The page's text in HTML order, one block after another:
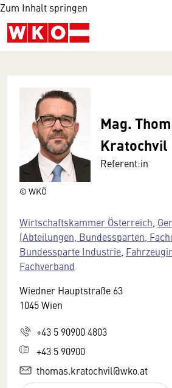
Zum Inhalt springen
© WKÖ
Mag.
Kratochvil
Referent:in
Wirtschaftskammer Österreich
(Abteilungen, Bundessparten,
Bundessparte Industrie
Fachverband
Wiedner Hauptstraße 63
1045 Wien
+43 5 90900 4803
+43 5 90900
thomas.kratochvil@wko.at